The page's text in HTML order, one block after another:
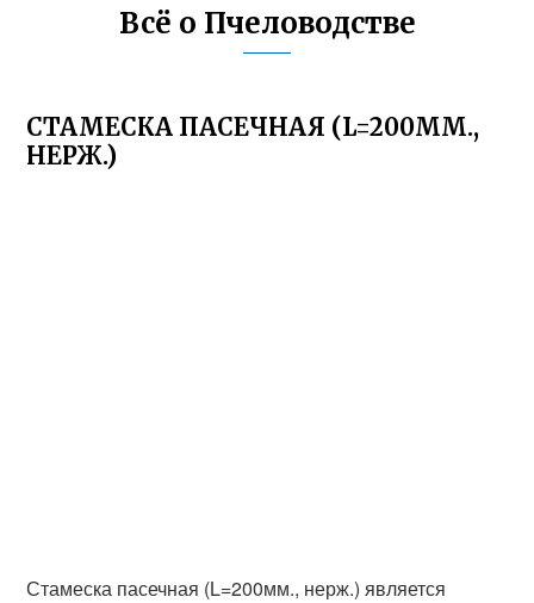
Всё о Пчеловодстве
СТАМЕСКА ПАСЕЧНАЯ (L=200ММ.,
НЕРЖ.)
Стамеска пасечная (L=200мм., нерж.) является